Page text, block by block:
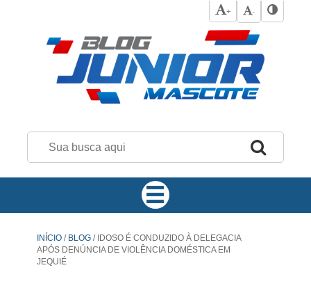
+ -
INÍCIO / BLOG /IDOSO É CONDUZIDO À DELEGACIA
APÓS DENÚNCIA DE VIOLÊNCIA DOMÉSTICA EM
JEQUIÉ